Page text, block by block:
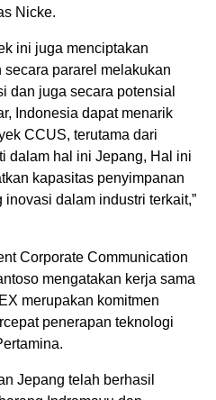
Nicke.
ini juga menciptakan
secara pararel melakukan
dan juga secara potensial
Indonesia dapat menarik
CCUS, terutama dari
dalam hal ini Jepang, Hal ini
kapasitas penyimpanan
dalam industri terkait,”
Corporate Communication
mengatakan kerja sama
merupakan komitmen
penerapan teknologi
Jepang telah berhasil